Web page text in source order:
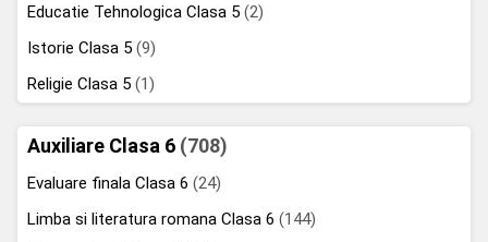
Educatie Tehnologica Clasa 5 (2)
Istorie Clasa 5 (9)
Religie Clasa 5 (1)
Auxiliare Clasa 6 (708)
Evaluare finala Clasa 6 (24)
Limba si literatura romana Clasa 6 (144)